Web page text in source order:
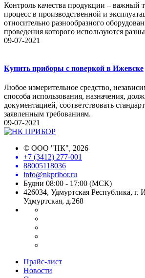
Контроль качества продукции – важный
процесс в производственной и
относительно разнообразного
проведения которого используются
09-07-2021
Купить приборы с поверкой в Ижевске
Любое измерительное средство,
способа использования, назначения,
документацией, соответствовать
заявленным требованиям.
09-07-2021
© ООО "НК", 2026
+7 (3412) 277-001
88005118036
info@nkpribor.ru
Будни 08:00 - 17:00 (МСК)
426034, Удмуртская Республика, г.
Удмуртская, д.268
Прайс-лист
Новости